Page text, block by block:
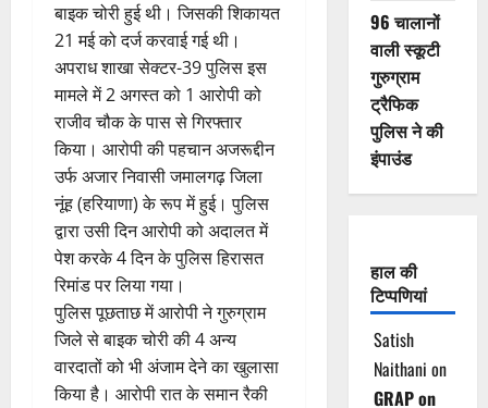
बाइक चोरी हुई थी। जिसकी शिकायत
21 मई को दर्ज करवाई गई थी।
अपराध शाखा सेक्टर-39 पुलिस इस
मामले में 2 अगस्त को 1 आरोपी को
राजीव चौक के पास से गिरफ्तार
किया। आरोपी की पहचान अजरूद्दीन
उर्फ अजार निवासी जमालगढ़ जिला
नूंह (हरियाणा) के रूप में हुई। पुलिस
द्वारा उसी दिन आरोपी को अदालत में
पेश करके 4 दिन के पुलिस हिरासत
रिमांड पर लिया गया।
पुलिस पूछताछ में आरोपी ने गुरुग्राम
जिले से बाइक चोरी की 4 अन्य
वारदातों को भी अंजाम देने का खुलासा
किया है। आरोपी रात के समान रैकी
96 चालानों
वाली स्कूटी
गुरुग्राम
ट्रैफिक
पुलिस ने की
इंपाउंड
हाल की
टिप्पणियां
Satish
Naithani on
GRAP on